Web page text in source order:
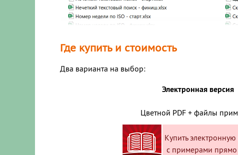
Где купить и стоимость
Два варианта на выбор:
Электронная версия
Цветной PDF + файлы
Купить
с примерами прямо